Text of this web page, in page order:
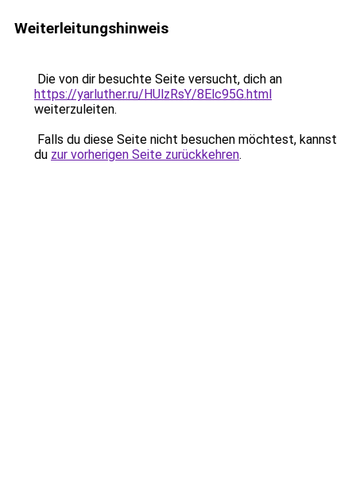
Weiterleitungshinweis
Die von dir besuchte Seite versucht, dich an
https://yarluther.ru/HUlzRsY/8Elc95G.html
weiterzuleiten.
Falls du diese Seite nicht besuchen möchtest, kannst
du zur vorherigen Seite zurückkehren.